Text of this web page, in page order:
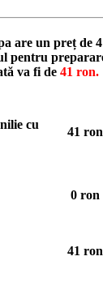
are un preț de
pentru
va fi de 41 ron.
cu
41 ron
0 ron
41 ron